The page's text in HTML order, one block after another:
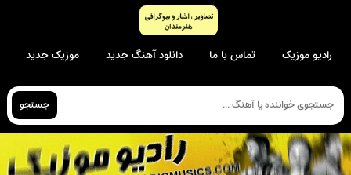
رادیو موزیک تماس با ما دانلود آهنگ جدید موزیک جدید
جستجو